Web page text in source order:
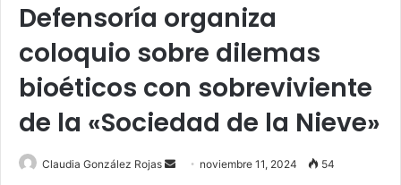
Defensoría organiza
coloquio sobre dilemas
bioéticos con sobreviviente
de la «Sociedad de la Nieve»
Claudia González Rojas
Send noviembre 11, 2024 54